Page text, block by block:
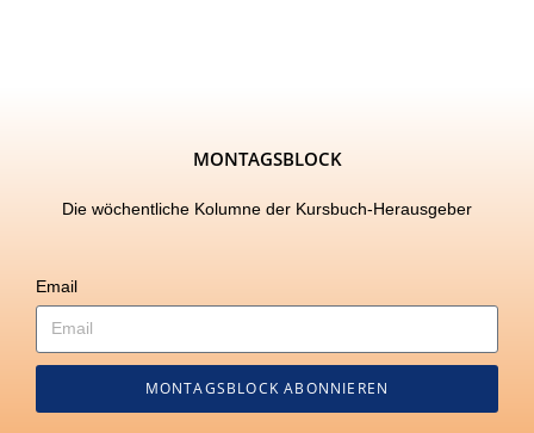
MONTAGSBLOCK
Die wöchentliche Kolumne der Kursbuch-Herausgeber
Email
MONTAGSBLOCK ABONNIEREN